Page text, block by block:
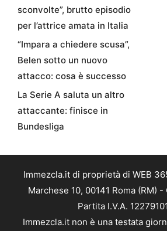
sconvolte”, brutto episodio
per l’attrice amata in Italia
“Impara a chiedere scusa”,
Belen sotto un nuovo
attacco: cosa è successo
La Serie A saluta un altro
attaccante: finisce in
Bundesliga
Immezcla.it di proprietà di WEB
Marchese 10, 00141 Roma (RM)
Partita I.V.A.
Immezcla.it non è una testata